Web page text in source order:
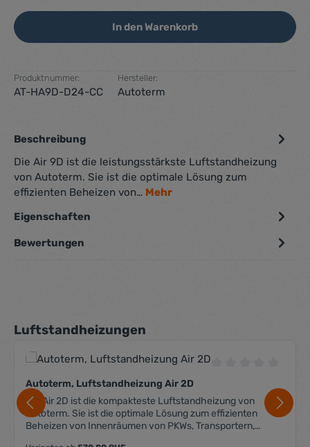
In den Warenkorb
Produktnummer:
AT-HA9D-D24-CC
Hersteller:
Autoterm
Beschreibung
Die Air 9D ist die leistungsstärkste Luftstandheizung
von Autoterm. Sie ist die optimale Lösung zum
effizienten Beheizen von… Mehr
Eigenschaften
Bewertungen
Produktgalerie überspringen
Luftstandheizungen
Autoterm, Luftstandheizung Air 2D
Die Air 2D ist die kompakteste Luftstandheizung von
Autoterm. Sie ist die optimale Lösung zum effizienten
Beheizen von Innenräumen von PKWs, Transportern,